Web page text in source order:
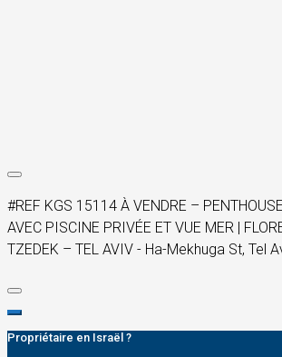
#REF KGS 15114 À VENDRE –
AVEC PISCINE PRIVÉE ET VUE MER |
TZEDEK – TEL AVIV - Ha-Mekhuga St, Tel
Propriétaire en Israël ?